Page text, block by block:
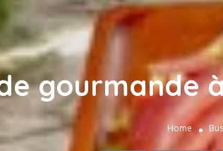
gourmande
Home